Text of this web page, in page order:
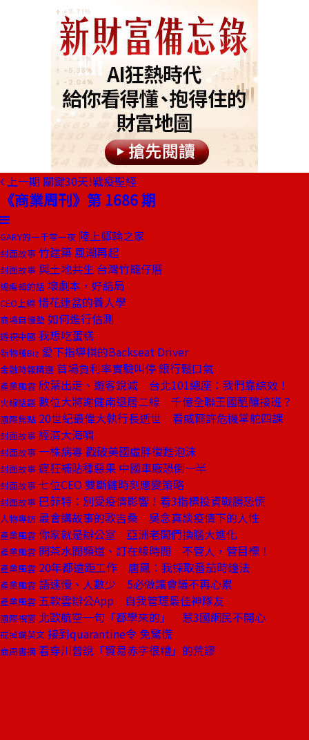
上一期 關鍵30天!戰疫聖經
《商業周刊》第 1686 期
GARY的一千零一夜 陸上郵輪之家
封面故事 竹建築 風潮再起
封面故事 與土地共生 台灣竹籠仔厝
總編輯的話 壞劇本，好結局
CEO上線 惜花連盆的養人學
商場自慢塾 如何進行估測
透視中國 我想吃蛋糕
新物種Biz 愛下指導棋的Backseat Driver
金融時報精選 首場負利率實驗叫停 銀行鬆口氣
產業風雲 欣葉出走、遊客銳減 台北101總座：我們靠綜效！
火線話題 數位大將謝健南退居二線 千億全聯王國醞釀接班？
國際焦點 20世紀最偉大執行長逝世 看威爾許危機掌舵四課
封面故事 經濟大海嘯
封面故事 一株病毒 戳破美國虛胖復甦泡沫
封面故事 瘋狂補貼種惡果 中國車廠恐倒一半
封面故事 七位CEO 雙斷鏈時刻應變策略
封面故事 巴菲特：別受疫情影響！看3指標投資戰勝恐慌
人物專訪 最會講故事的歐吉桑 吳念真談疫情下的人性
產業風雲 你家就是辦公室 亞洲老闆們換腦大進化
產業風雲 開茶水間頻道、訂在線時間 不管人，管目標！
產業風雲 20年都遠距工作 唐鳳：我採取番茄時鐘法
產業風雲 語速慢、人數少 5必做讓會議不再心累
產業風雲 五款雲辦公App 自我管理最佳神隊友
國際視窗 北歐航空一句「都學來的」 惹3國網民不開心
戒掉爛英文 接到quarantine令 免驚慌
商周書摘 看穿川普說「貿易赤字很糟」的荒謬